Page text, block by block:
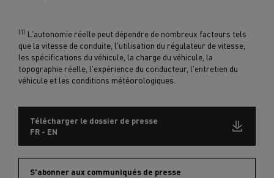
(1) L'autonomie réelle peut dépendre de nombreux facteurs tels
que la vitesse de conduite, l'utilisation du régulateur de vitesse,
les spécifications du véhicule, la charge du véhicule, la
topographie réelle, l'expérience du conducteur, l'entretien du
véhicule et les conditions météorologiques.
Télécharger le dossier de presse
FR - EN
S'abonner aux communiqués de presse